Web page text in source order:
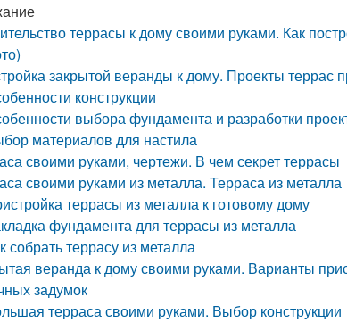
террасы к дому своими руками. Как
закрытой веранды к дому. Проекты террас
конструкции
выбора фундамента и разработки
материалов для настила
своими руками, чертежи. В чем секрет террасы
своими руками из металла. Терраса из металла
террасы из металла к готовому дому
фундамента для террасы из металла
собрать террасу из металла
веранда к дому своими руками. Варианты
задумок
терраса своими руками. Выбор конструкции